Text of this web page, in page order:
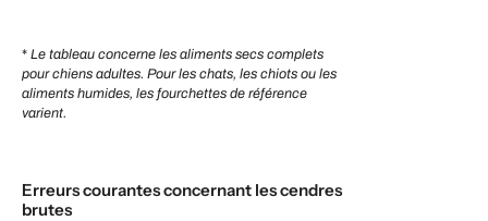
* Le tableau concerne les aliments secs complets
pour chiens adultes. Pour les chats, les chiots ou les
aliments humides, les fourchettes de référence
varient.
Erreurs courantes concernant les cendres
brutes